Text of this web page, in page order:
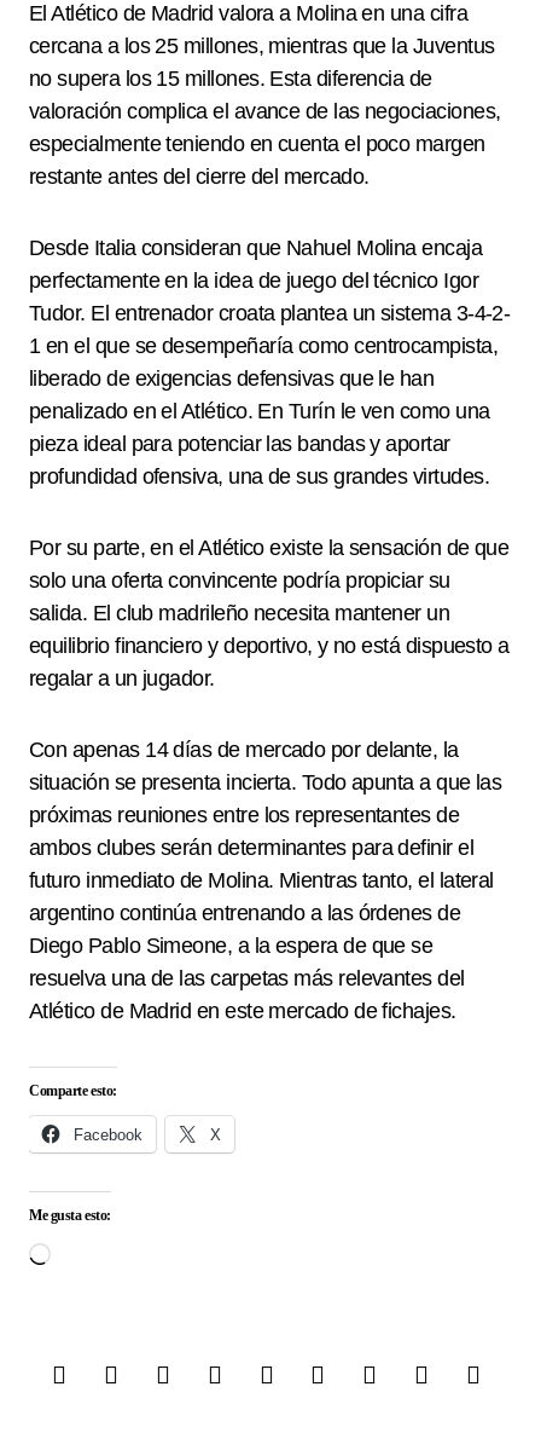
El Atlético de Madrid valora a Molina en una cifra
cercana a los 25 millones, mientras que la Juventus
no supera los 15 millones. Esta diferencia de
valoración complica el avance de las negociaciones,
especialmente teniendo en cuenta el poco margen
restante antes del cierre del mercado.
Desde Italia consideran que Nahuel Molina encaja
perfectamente en la idea de juego del técnico Igor
Tudor. El entrenador croata plantea un sistema 3-4-2-
1 en el que se desempeñaría como centrocampista,
liberado de exigencias defensivas que le han
penalizado en el Atlético. En Turín le ven como una
pieza ideal para potenciar las bandas y aportar
profundidad ofensiva, una de sus grandes virtudes.
Por su parte, en el Atlético existe la sensación de que
solo una oferta convincente podría propiciar su
salida. El club madrileño necesita mantener un
equilibrio financiero y deportivo, y no está dispuesto a
regalar a un jugador.
Con apenas 14 días de mercado por delante, la
situación se presenta incierta. Todo apunta a que las
próximas reuniones entre los representantes de
ambos clubes serán determinantes para definir el
futuro inmediato de Molina. Mientras tanto, el lateral
argentino continúa entrenando a las órdenes de
Diego Pablo Simeone, a la espera de que se
resuelva una de las carpetas más relevantes del
Atlético de Madrid en este mercado de fichajes.
Comparte esto:
Facebook X
Me gusta esto:
Cargando...